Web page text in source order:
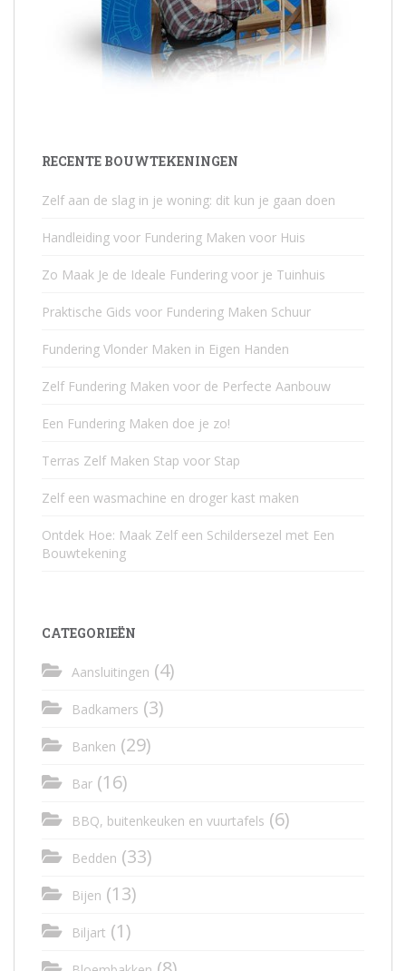
RECENTE BOUWTEKENINGEN
Zelf aan de slag in je woning: dit kun je gaan doen
Handleiding voor Fundering Maken voor Huis
Zo Maak Je de Ideale Fundering voor je Tuinhuis
Praktische Gids voor Fundering Maken Schuur
Fundering Vlonder Maken in Eigen Handen
Zelf Fundering Maken voor de Perfecte Aanbouw
Een Fundering Maken doe je zo!
Terras Zelf Maken Stap voor Stap
Zelf een wasmachine en droger kast maken
Ontdek Hoe: Maak Zelf een Schildersezel met Een
Bouwtekening
CATEGORIEËN
Aansluitingen (4)
Badkamers (3)
Banken (29)
Bar (16)
BBQ, buitenkeuken en vuurtafels (6)
Bedden (33)
Bijen (13)
Biljart (1)